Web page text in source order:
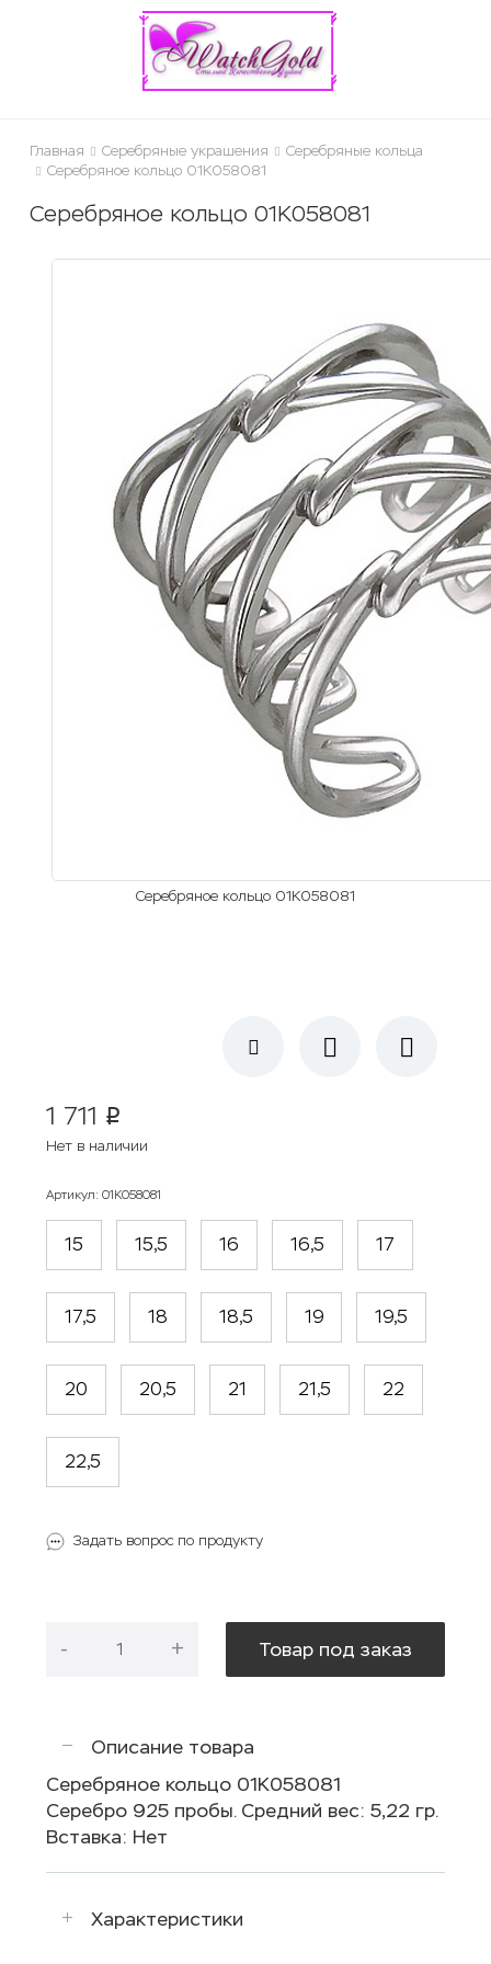
Главная Серебряные украшения
Серебряные кольца
Серебряное кольцо 01К058081
Серебряное кольцо 01К058081
Серебряное кольцо 01К058081
1 711 p
Нет в наличии
Артикул: 01К058081
15 15,5 16 16,5 17
17,5 18 18,5 19 19,5
20 20,5 21 21,5 22
22,5
Задать вопрос по продукту
- + Товар под заказ
Описание товара
Серебряное кольцо 01К058081
Серебро 925 пробы. Средний вес: 5,22 гр.
Вставка: Нет
Характеристики